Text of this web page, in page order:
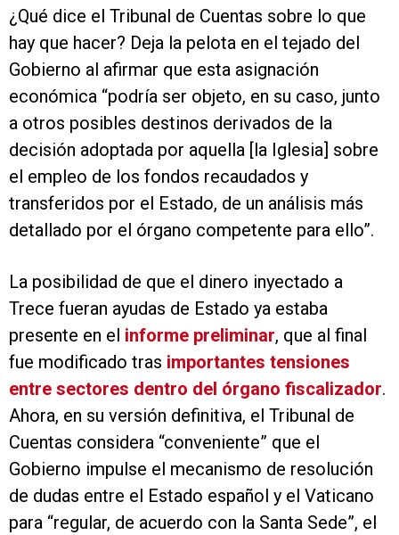
¿Qué dice el Tribunal de Cuentas sobre lo que
hay que hacer? Deja la pelota en el tejado del
Gobierno al afirmar que esta asignación
económica “podría ser objeto, en su caso, junto
a otros posibles destinos derivados de la
decisión adoptada por aquella [la Iglesia] sobre
el empleo de los fondos recaudados y
transferidos por el Estado, de un análisis más
detallado por el órgano competente para ello”.
La posibilidad de que el dinero inyectado a
Trece fueran ayudas de Estado ya estaba
presente en el informe preliminar, que al final
fue modificado tras importantes tensiones
entre sectores dentro del órgano fiscalizador.
Ahora, en su versión definitiva, el Tribunal de
Cuentas considera “conveniente” que el
Gobierno impulse el mecanismo de resolución
de dudas entre el Estado español y el Vaticano
para “regular, de acuerdo con la Santa Sede”, el